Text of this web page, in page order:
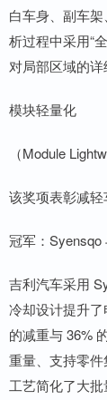
白车身、副车
析过程中采用“
对局部区域的详
模块轻量化
（Module
该奖项表彰减轻
冠军：Syensqo
吉利汽车采用
冷却设计提升
的减重与 36%
重量、支持零
工艺简化了大